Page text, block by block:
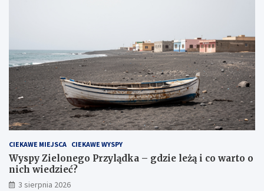
CIEKAWE MIEJSCA CIEKAWE WYSPY
Wyspy Zielonego Przylądka – gdzie leżą i co warto o
nich wiedzieć?
3 sierpnia 2026